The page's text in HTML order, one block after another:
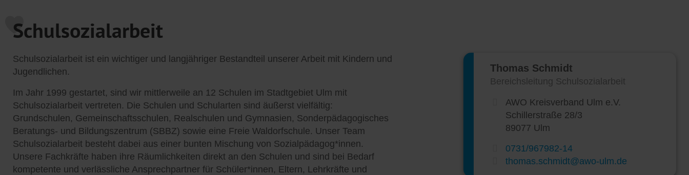
Schulsozialarbeit
Schulsozialarbeit ist ein wichtiger und langjähriger Bestandteil unserer Arbeit mit Kindern und
Jugendlichen.
Im Jahr 1999 gestartet, sind wir mittlerweile an 12 Schulen im Stadtgebiet Ulm mit
Schulsozialarbeit vertreten. Die Schulen und Schularten sind äußerst vielfältig:
Grundschulen, Gemeinschaftsschulen, Realschulen und Gymnasien, Sonderpädagogisches
Beratungs- und Bildungszentrum (SBBZ) sowie eine Freie Waldorfschule. Unser Team
Schulsozialarbeit besteht dabei aus einer bunten Mischung von Sozialpädagog*innen.
Unsere Fachkräfte haben ihre Räumlichkeiten direkt an den Schulen und sind bei Bedarf
kompetente und verlässliche Ansprechpartner für Schüler*innen, Eltern, Lehrkräfte und
Thomas Schmidt
Bereichsleitung Schulsozialarbeit
AWO Kreisverband Ulm e.V.
Schillerstraße 28/3
89077 Ulm
0731/967982-14
thomas.schmidt@awo-ulm.de